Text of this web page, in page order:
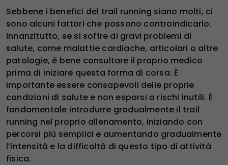
Sebbene i benefici del trail running siano molti, ci
sono alcuni fattori che possono controindicarlo.
Innanzitutto, se si soffre di gravi problemi di
salute, come malattie cardiache, articolari o altre
patologie, è bene consultare il proprio medico
prima di iniziare questa forma di corsa. È
importante essere consapevoli delle proprie
condizioni di salute e non esporsi a rischi inutili. È
fondamentale introdurre gradualmente il trail
running nel proprio allenamento, iniziando con
percorsi più semplici e aumentando gradualmente
l’intensità e la difficoltà di questo tipo di attività
fisica.